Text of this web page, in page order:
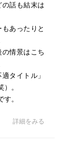
話も結末は
あったりと
情景はこち
タイトル」
。
。
詳細をみる